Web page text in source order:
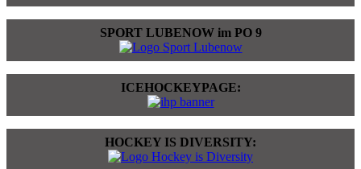
SPORT LUBENOW im PO 9
ICEHOCKEYPAGE:
HOCKEY IS DIVERSITY: